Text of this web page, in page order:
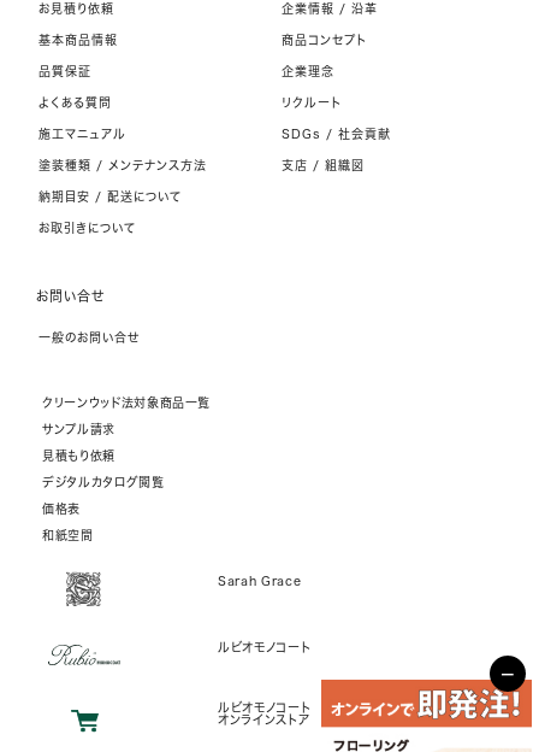
お見積り依頼
基本商品情報
品質保証
よくある質問
施工マニュアル
塗装種類 / メンテナンス方法
納期目安 / 配送について
お取引きについて
企業情報 / 沿革
商品コンセプト
企業理念
リクルート
SDGs / 社会貢献
支店 / 組織図
お問い合せ
一般のお問い合せ
クリーンウッド法対象商品一覧
サンプル請求
見積もり依頼
デジタルカタログ閲覧
価格表
和紙空間
Sarah Grace
ルビオモノコート
ルビオモノコート
オンラインストア
−